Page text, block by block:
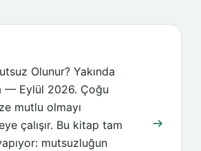
Olunur? Yakında
— Eylül 2026. Çoğu
mutlu olmayı
çalışır. Bu kitap tam
mutsuzluğun